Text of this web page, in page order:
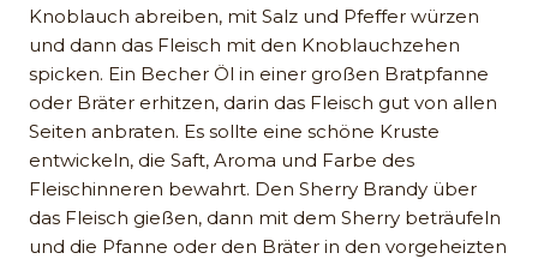
Knoblauch abreiben, mit Salz und Pfeffer würzen
und dann das Fleisch mit den Knoblauchzehen
spicken. Ein Becher Öl in einer großen Bratpfanne
oder Bräter erhitzen, darin das Fleisch gut von allen
Seiten anbraten. Es sollte eine schöne Kruste
entwickeln, die Saft, Aroma und Farbe des
Fleischinneren bewahrt. Den Sherry Brandy über
das Fleisch gießen, dann mit dem Sherry beträufeln
und die Pfanne oder den Bräter in den vorgeheizten